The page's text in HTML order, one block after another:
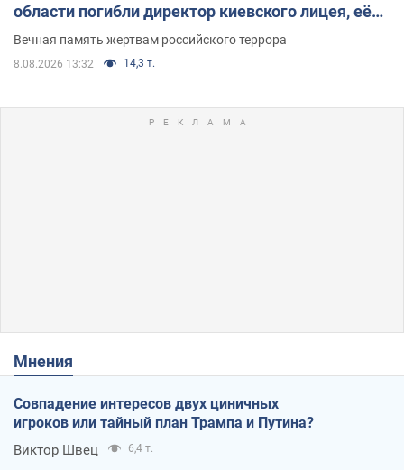
области погибли директор киевского лицея, её
муж и внук
Вечная память жертвам российского террора
8.08.2026 13:32 14,3 т.
Мнения
Совпадение интересов двух циничных
игроков или тайный план Трампа и Путина?
Виктор Швец 6,4 т.